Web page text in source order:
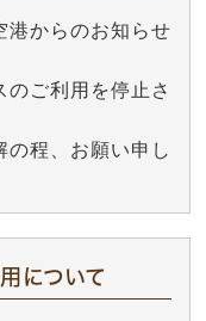
港からのお知らせ
のご利用を停止さ
の程、お願い申し
について